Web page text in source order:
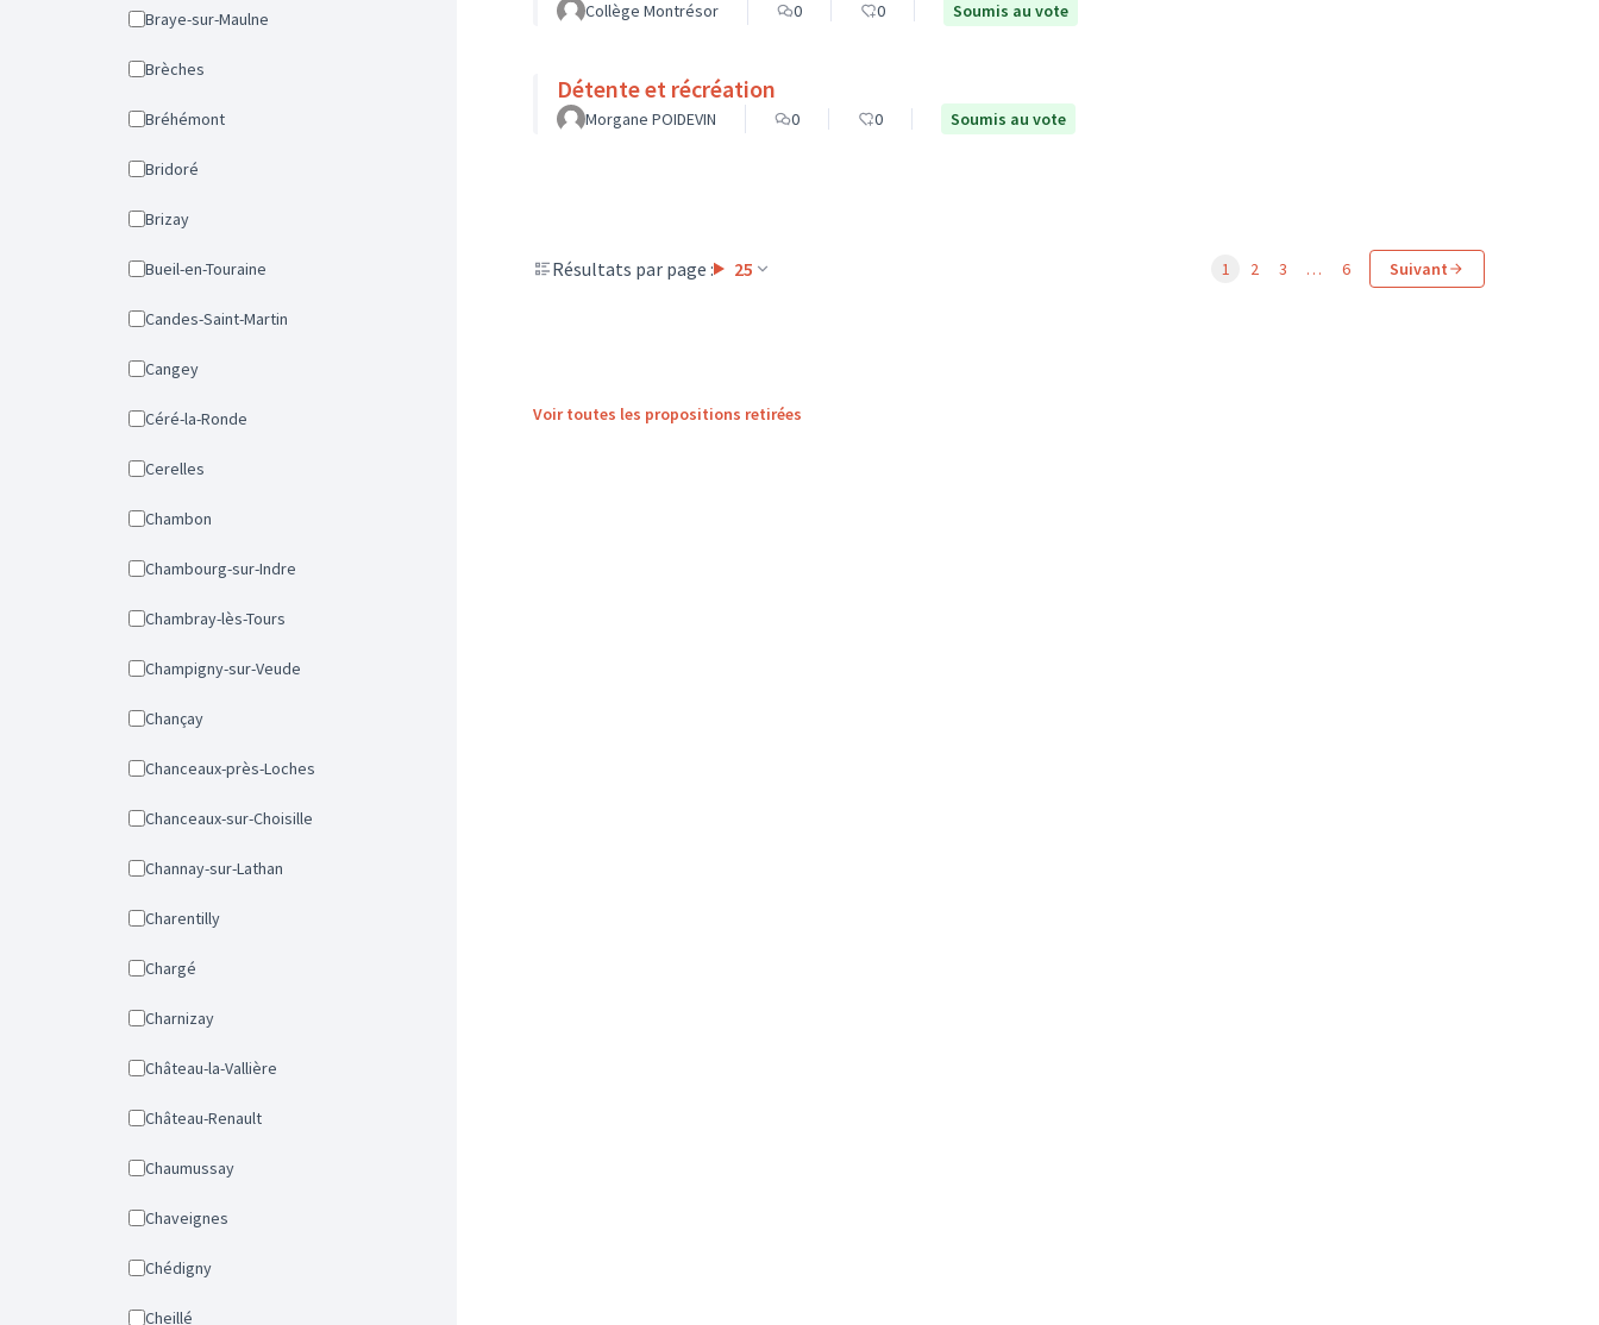
Braye-sur-Maulne
Brèches
Bréhémont
Bridoré
Brizay
Bueil-en-Touraine
Candes-Saint-Martin
Cangey
Céré-la-Ronde
Cerelles
Chambon
Chambourg-sur-Indre
Chambray-lès-Tours
Champigny-sur-Veude
Chançay
Chanceaux-près-Loches
Chanceaux-sur-Choisille
Channay-sur-Lathan
Charentilly
Chargé
Charnizay
Château-la-Vallière
Château-Renault
Chaumussay
Chaveignes
Chédigny
Cheillé
Collège Montrésor 0 0 Soumis au vote
Détente et récréation
Morgane POIDEVIN 0 0 Soumis au vote
Résultats par page : 25 1 2 3 … 6 Suivant
Voir toutes les propositions retirées